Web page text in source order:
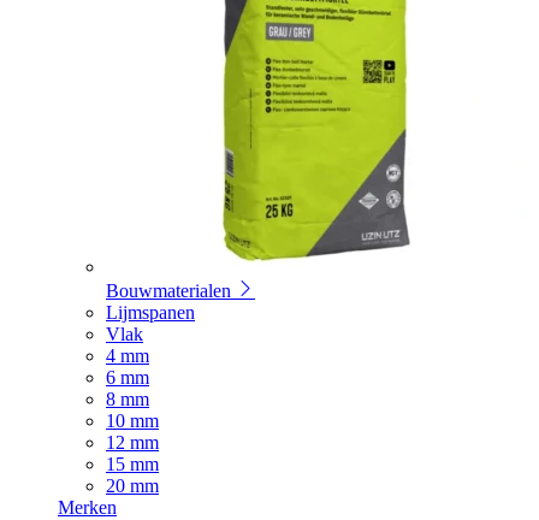
Bouwmaterialen
Lijmspanen
Vlak
4 mm
6 mm
8 mm
10 mm
12 mm
15 mm
20 mm
Merken